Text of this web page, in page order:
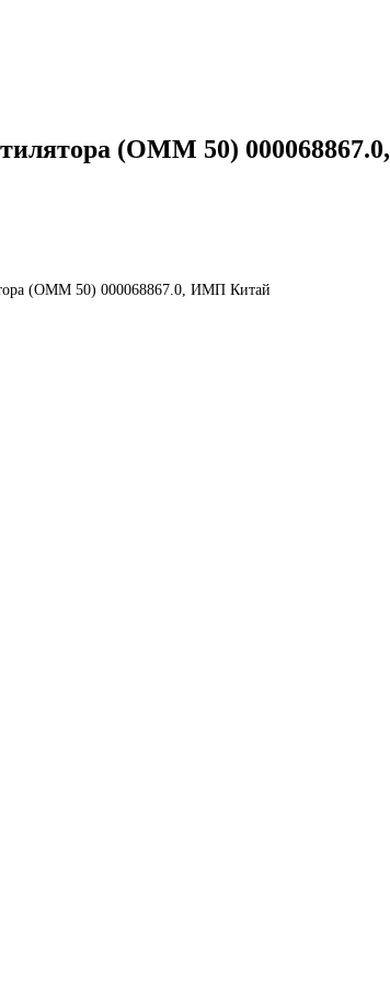
(OMM 50) 000068867.0,
(OMM 50) 000068867.0, ИМП Китай